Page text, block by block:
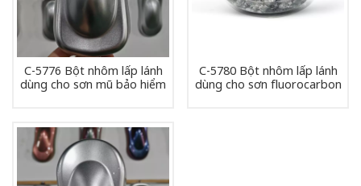
C-5776 Bột nhôm lấp lánh
dùng cho sơn mũ bảo hiểm
C-5780 Bột nhôm lấp lánh
dùng cho sơn fluorocarbon